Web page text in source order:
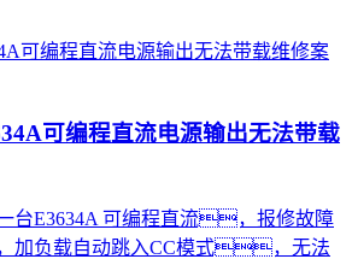
可编程直流电源输出无法带载
台E3634A 可编程直流，报修故障
加负载自动跳入CC模式，无法